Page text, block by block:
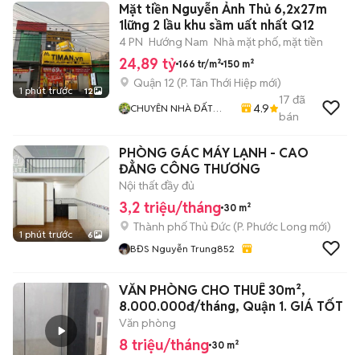
1 phút trước 12
Mặt tiền Nguyễn Ảnh Thủ 6,2x27m
1lững 2 lầu khu sầm uất nhất Q12
4 PN Hướng Nam Nhà mặt phố, mặt tiền
24,89 tỷ 166 tr/m² 150 m²
Quận 12 (P. Tân Thới Hiệp mới)
CHUYÊN NHÀ ĐẤT
4.9
17 đã
bán
1 phút trước 6
PHÒNG GÁC MÁY LẠNH - CAO
ĐẲNG CÔNG THƯƠNG
Nội thất đầy đủ
3,2 triệu/tháng 30 m²
Thành phố Thủ Đức (P. Phước Long mới)
BĐS Nguyễn Trung852
VĂN PHÒNG CHO THUÊ 30m²,
8.000.000đ/tháng, Quận 1. GIÁ TỐT
Văn phòng
8 triệu/tháng 30 m²